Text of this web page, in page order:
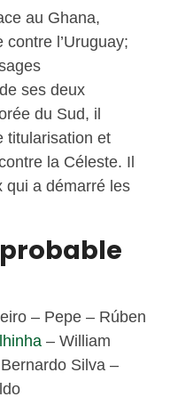
au Ghana,
l’Uruguay;
ses deux
du Sud, il
titularisation et
la Céleste. Il
qui a démarré les
– Pepe – Rúben
– William
Silva –